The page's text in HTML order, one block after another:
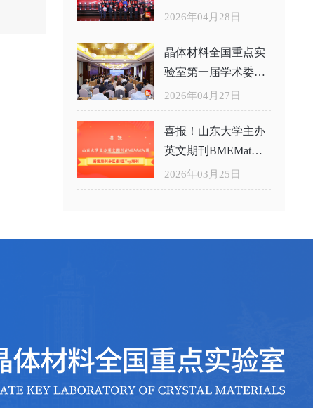
获评2026年度中国青
年五四奖章集体
2026年04月28日
晶体材料全国重点实
验室第一届学术委员
会二次会议举行
2026年04月27日
喜报！山东大学主办
英文期刊BMEMat入
选新锐期刊分区表1
区Top期刊
2026年03月25日